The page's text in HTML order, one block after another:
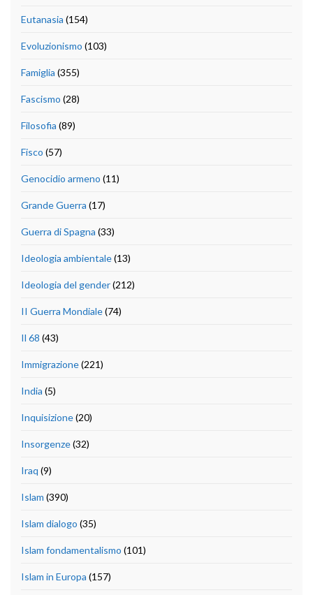
Eutanasia (154)
Evoluzionismo (103)
Famiglia (355)
Fascismo (28)
Filosofia (89)
Fisco (57)
Genocidio armeno (11)
Grande Guerra (17)
Guerra di Spagna (33)
Ideologia ambientale(13)
Ideologia del gender(212)
II Guerra Mondiale(74)
Il 68 (43)
Immigrazione(221)
India (5)
Inquisizione(20)
Insorgenze(32)
Iraq (9)
Islam (390)
Islam dialogo (35)
Islam fondamentalismo (101)
Islam in Europa (157)